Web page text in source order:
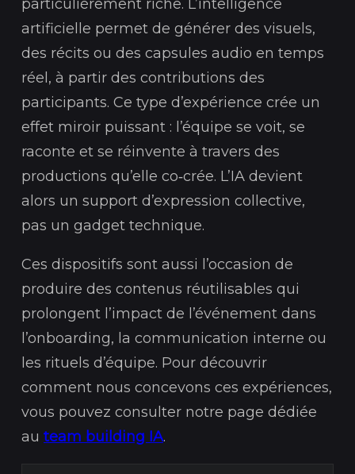
particulièrement riche. L’intelligence
artificielle permet de générer des visuels,
des récits ou des capsules audio en temps
réel, à partir des contributions des
participants. Ce type d’expérience crée un
effet miroir puissant : l’équipe se voit, se
raconte et se réinvente à travers des
productions qu’elle co‑crée. L’IA devient
alors un support d’expression collective,
pas un gadget technique.
Ces dispositifs sont aussi l’occasion de
produire des contenus réutilisables qui
prolongent l’impact de l’événement dans
l’onboarding, la communication interne ou
les rituels d’équipe. Pour découvrir
comment nous concevons ces expériences,
vous pouvez consulter notre page dédiée
au team building IA.